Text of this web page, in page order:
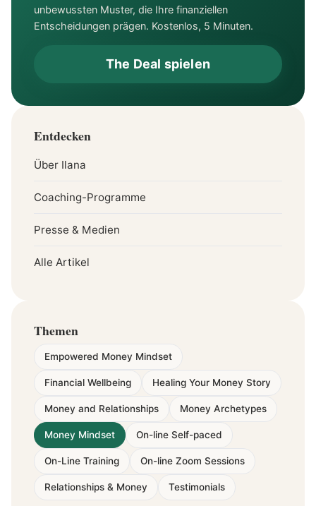
unbewussten Muster, die Ihre finanziellen
Entscheidungen prägen. Kostenlos, 5 Minuten.
The Deal spielen
Entdecken
Über Ilana
Coaching-Programme
Presse & Medien
Alle Artikel
Themen
Empowered Money Mindset
Financial Wellbeing Healing Your Money Story
Money and Relationships Money Archetypes
Money Mindset On-line Self-paced
On-Line Training On-line Zoom Sessions
Relationships & Money Testimonials